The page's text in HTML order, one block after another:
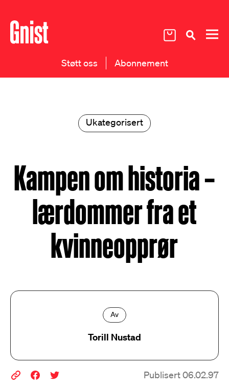
Støtt oss Abonnement
Ukategorisert
Kampen om historia –
lærdommer fra et
kvinneopprør
Av
Torill Nustad
Publisert 06.02.97